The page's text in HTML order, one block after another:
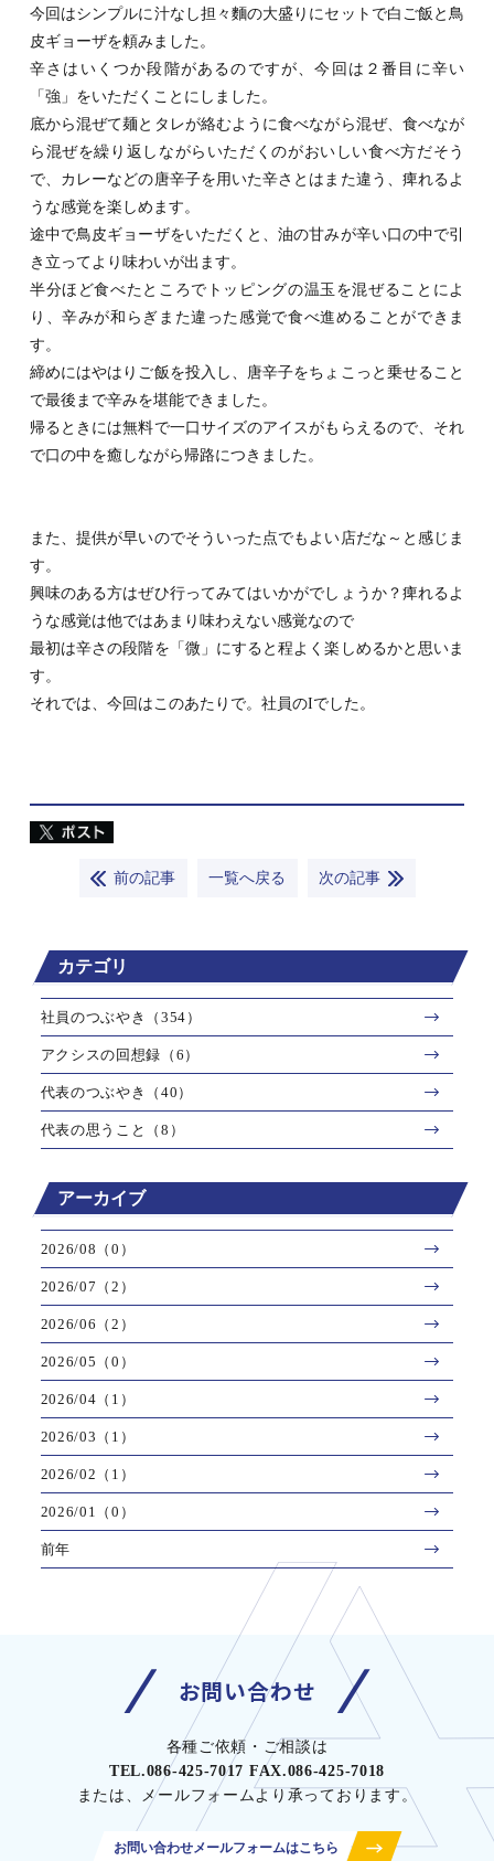
今回はシンプルに汁なし担々麵の大盛りにセットで白ご飯と鳥
皮ギョーザを頼みました。
辛さはいくつか段階があるのですが、今回は２番目に辛い
「強」をいただくことにしました。
底から混ぜて麺とタレが絡むように食べながら混ぜ、食べなが
ら混ぜを繰り返しながらいただくのがおいしい食べ方だそう
で、カレーなどの唐辛子を用いた辛さとはまた違う、痺れるよ
うな感覚を楽しめます。
途中で鳥皮ギョーザをいただくと、油の甘みが辛い口の中で引
き立ってより味わいが出ます。
半分ほど食べたところでトッピングの温玉を混ぜることによ
り、辛みが和らぎまた違った感覚で食べ進めることができま
す。
締めにはやはりご飯を投入し、唐辛子をちょこっと乗せること
で最後まで辛みを堪能できました。
帰るときには無料で一口サイズのアイスがもらえるので、それ
で口の中を癒しながら帰路につきました。
また、提供が早いのでそういった点でもよい店だな～と感じま
す。
興味のある方はぜひ行ってみてはいかがでしょうか？痺れるよ
うな感覚は他ではあまり味わえない感覚なので
最初は辛さの段階を「微」にすると程よく楽しめるかと思いま
す。
それでは、今回はこのあたりで。社員のIでした。
前の記事 一覧へ戻る 次の記事
カテゴリ
社員のつぶやき（354）
アクシスの回想録（6）
代表のつぶやき（40）
代表の思うこと（8）
アーカイブ
2026/08（0）
2026/07（2）
2026/06（2）
2026/05（0）
2026/04（1）
2026/03（1）
2026/02（1）
2026/01（0）
前年
お問い合わせ
各種ご依頼・ご相談は
TEL.086-425-7017 FAX.086-425-7018
または、メールフォームより承っております。
お問い合わせメールフォームはこちら